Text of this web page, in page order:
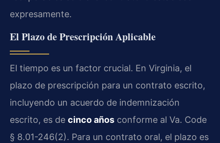
expresamente.
El Plazo de Prescripción Aplicable
El tiempo es un factor crucial. En Virginia, el
plazo de prescripción para un contrato escrito,
incluyendo un acuerdo de indemnización
escrito, es de cinco años conforme al Va. Code
§ 8.01-246(2). Para un contrato oral, el plazo es